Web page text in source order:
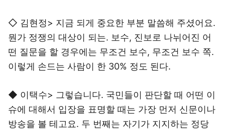
◇ 김현정> 지금 되게 중요한 부분 말씀해 주셨어요.
뭔가 정쟁의 대상이 되는. 보수, 진보로 나뉘어진 어
떤 질문을 할 경우에는 무조건 보수, 무조건 보수 쪽.
이렇게 손드는 사람이 한 30% 정도 된다.
◆ 이택수> 그렇습니다. 국민들이 판단할 때 어떤 이
슈에 대해서 입장을 표명할 때는 가장 먼저 신문이나
방송을 볼 테고요. 두 번째는 자기가 지지하는 정당